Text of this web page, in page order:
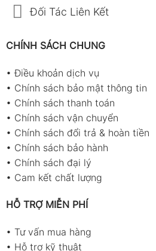
Đối Tác Liên Kết
CHÍNH SÁCH CHUNG
•Điều khoản dịch vụ
• Chính sách bảo mật thông tin
• Chính sách thanh toán
• Chính sách vận chuyển
• Chính sách đổi trả & hoàn tiền
• Chính sách bảo hành
• Chính sách đại lý
• Cam kết chất lượng
HỖ TRỢ MIỄN PHÍ
• Tư vấn mua hàng
• Hỗ trợ kỹ thuật